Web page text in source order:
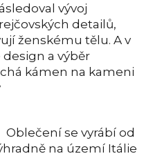
vývoj
detailů,
ženskému tělu. A v
a výběr
kámen na kameni
Oblečení se vyrábí od
na území Itálie